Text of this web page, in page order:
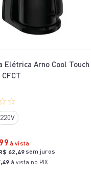
Elétrica Arno Cool Touch
☆
220V
99 à vista
62 ,49sem juros
à vista no PIX